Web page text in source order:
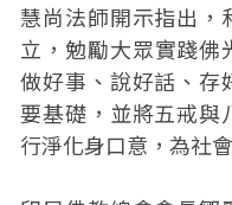
慧尚法師開示指出，
立，勉勵大眾實踐
做好事、說好話、存
要基礎，並將五戒與
行淨化身口意，為社